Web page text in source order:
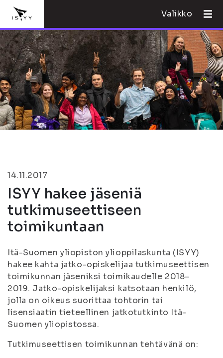
Valikko
14.11.2017
ISYY hakee jäseniä
tutkimuseettiseen
toimikuntaan
Itä-Suomen yliopiston ylioppilaskunta (ISYY)
hakee kahta jatko-opiskelijaa tutkimuseettisen
toimikunnan jäseniksi toimikaudelle 2018–
2019. Jatko-opiskelijaksi katsotaan henkilö,
jolla on oikeus suorittaa tohtorin tai
lisensiaatin tieteellinen jatkotutkinto Itä-
Suomen yliopistossa.
Tutkimuseettisen toimikunnan tehtävänä on: